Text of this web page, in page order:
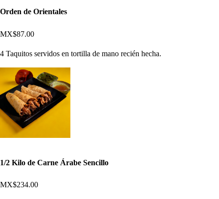
Orden de Orientales
MX$87.00
4 Taquitos servidos en tortilla de mano recién hecha.
1/2 Kilo de Carne Árabe Sencillo
MX$234.00